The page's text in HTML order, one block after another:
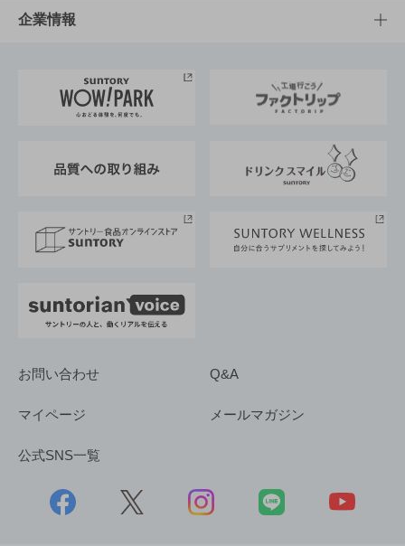
栄養成分一覧
工場見学
地域情報
サントリーホール
サントリーサンバーズ大阪
サステナビリティTOP
サントリーが考えるサステナビリティ経営
企業情報
企業概要
採用情報
お問い合わせ Q&A
マイページ メールマガジン
公式SNS一覧